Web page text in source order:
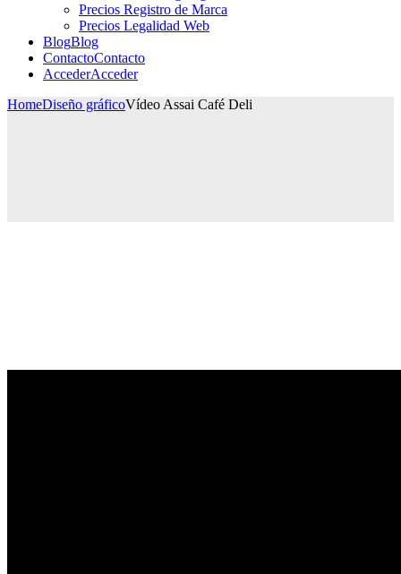
Precios Registro de Marca
Precios Legalidad Web
BlogBlog
ContactoContacto
AccederAcceder
HomeDiseño gráficoVídeo Assai Café Deli